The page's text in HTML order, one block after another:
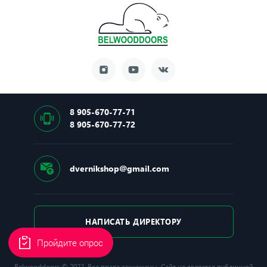
8 905-670-77-71
8 905-670-77-72
dvernikshop@gmail.com
НАПИСАТЬ ДИРЕКТОРУ
Пройдите опрос